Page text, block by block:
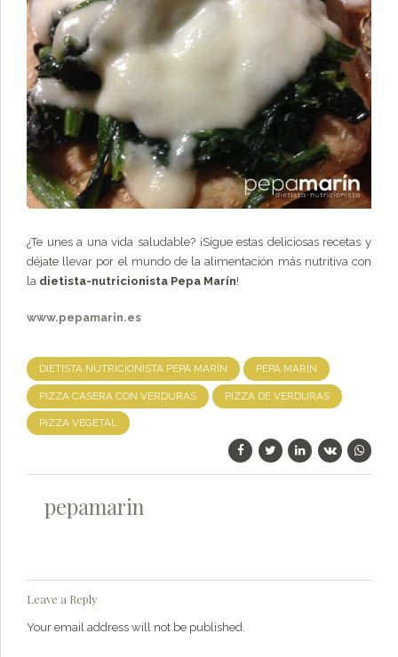
¿Te unes a una vida saludable? ¡Sigue estas deliciosas recetas y
déjate llevar por el mundo de la alimentación más nutritiva con
la dietista-nutricionista Pepa Marín!
www.pepamarin.es
DIETISTA NUTRICIONISTA PEPA MARÍN PEPA MARÍN
PIZZA CASERA CON VERDURAS PIZZA DE VERDURAS
PIZZA VEGETAL
pepamarin
Leave a Reply
Your email address will not be published.